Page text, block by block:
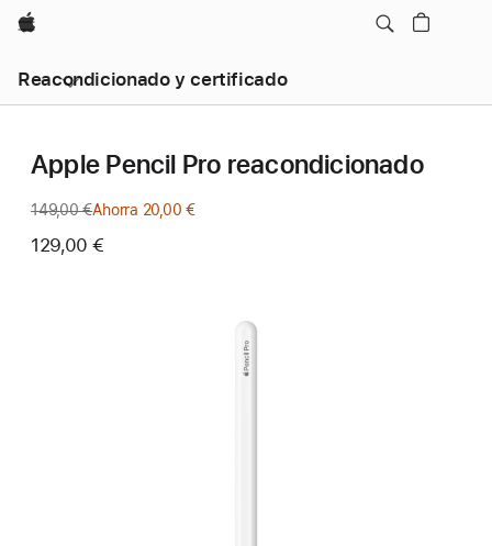
Apple
Reacondicionado y certificado
Apple Pencil Pro reacondicionado
149,00 €Precio
Ahorra 20,00 €
129,00 €